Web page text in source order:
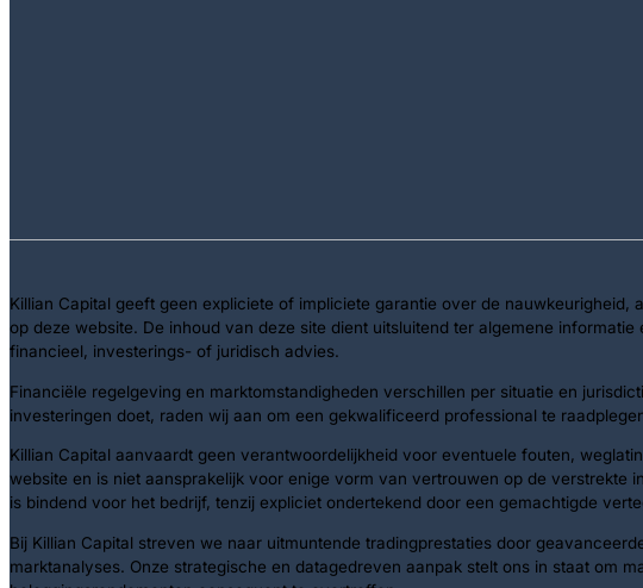
Killian Capital geeft geen expliciete of impliciete garantie over de nauwkeurigheid,
op deze website. De inhoud van deze site dient uitsluitend ter algemene
financieel, investerings- of juridisch advies.
Financiële regelgeving en marktomstandigheden verschillen per situatie en
investeringen doet, raden wij aan om een gekwalificeerd professional te
Killian Capital aanvaardt geen verantwoordelijkheid voor eventuele fouten,
website en is niet aansprakelijk voor enige vorm van vertrouwen op de verstrekte
is bindend voor het bedrijf, tenzij expliciet ondertekend door een gemachtigde
Bij Killian Capital streven we naar uitmuntende tradingprestaties door
marktanalyses. Onze strategische en datagedreven aanpak stelt ons in staat om